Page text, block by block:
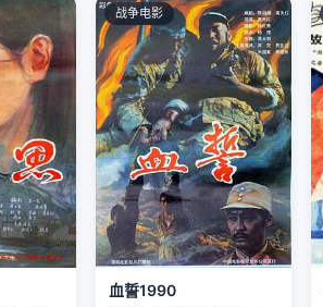
战争电影
血誓1990